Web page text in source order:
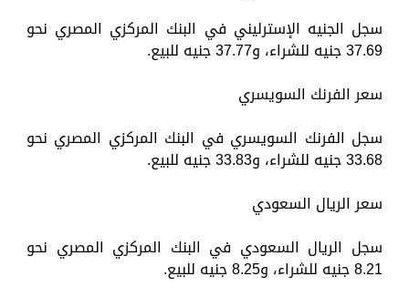
سجل الجنيه الإسترليني في البنك المركزي المصري نحو
37.69 جنيه للشراء، و37.77 جنيه للبيع.
سعر الفرنك السويسري
سجل الفرنك السويسري في البنك المركزي المصري نحو
33.68 جنيه للشراء، و33.83 جنيه للبيع.
سعر الريال السعودي
سجل الريال السعودي في البنك المركزي المصري نحو
8.21 جنيه للشراء، و8.25 جنيه للبيع.